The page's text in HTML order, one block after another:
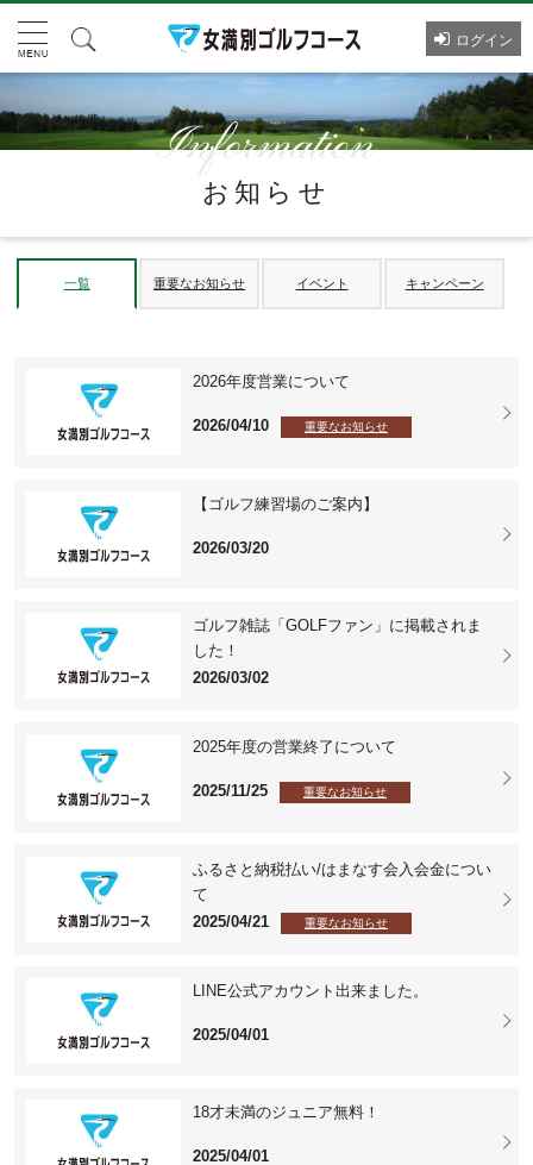
ログイン
お知らせ
一覧 重要なお知らせ イベント キャンペーン
2026年度営業について
2026/04/10 重要なお知らせ
【ゴルフ練習場のご案内】
2026/03/20
ゴルフ雑誌「GOLFファン」に掲載されま
した！
2026/03/02
2025年度の営業終了について
2025/11/25 重要なお知らせ
ふるさと納税払い/はまなす会入会金につい
て
2025/04/21
重要なお知らせ
LINE公式アカウント出来ました。
2025/04/01
18才未満のジュニア無料！
2025/04/01